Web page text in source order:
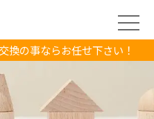
換の事ならお任せ下さい！